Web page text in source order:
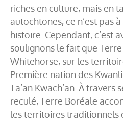
riches en culture, mais en
autochtones, ce n’est pas
histoire. Cependant, c’est
soulignons le fait que
Whitehorse, sur les
Première nation des
Ta’an Kwäch’än. À travers
reculé, Terre Boréale
les territoires traditionnels